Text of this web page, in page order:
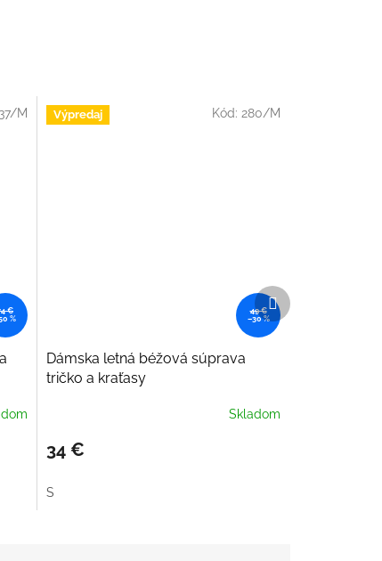
€
%
M Výpredaj
49 €
–30 %
Dámska letná béžová súprava
tričko a kraťasy
Skladom
34 €
S
Kód: 280/M
Ďalší
produkt